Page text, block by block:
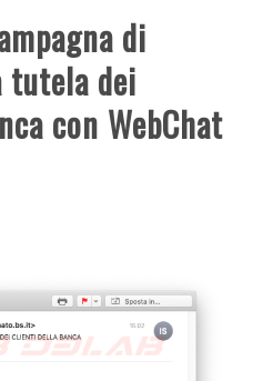
di
tutela dei
con WebChat